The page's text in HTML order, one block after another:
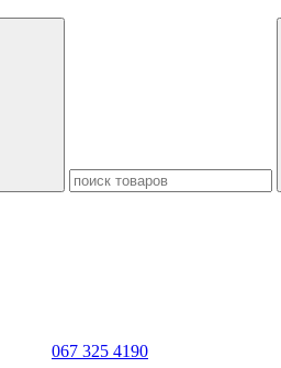
067 325 4190